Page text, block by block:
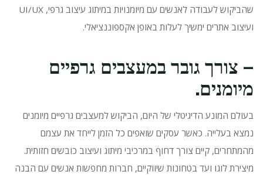
שהביקוש לעבודה לאנשים עם מיומנויות במיתוג עיצוב גרפי, UI/UX
ועיצוב אתרים ימשיך לעלות באופן אקספוננציאלי.
– צורך גובר במעצבים גרפיים
מיומנים.
בעולם המונע הדיגיטלי של היום, הביקוש למעצבים גרפיים מיומנים
נמצא בעלייה. כאשר עסקים שואפים כל הזמן לייחד את עצמם
מהמתחרים, קיים צורך דחוף במרכיבי מיתוג ועיצוב כובשים חזותית.
מיצירת לוגו ועד בטחונות שיווקיים, חברות מחפשות אנשים עם הבנה